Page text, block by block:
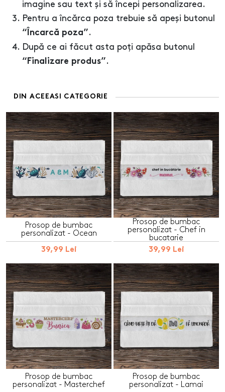
imagine sau text și să începi personalizarea.
Pentru a încărca poza trebuie să apeși butonul
“Încarcă poza” .
După ce ai făcut asta poți apăsa butonul
“Finalizare produs” .
DIN ACEEASI CATEGORIE
Prosop de bumbac
personalizat - Ocean
39,99 Lei
Prosop de bumbac
personalizat - Chef in
bucatarie
39,99 Lei
Prosop de bumbac
personalizat - Masterchef
Prosop de bumbac
personalizat - Lamai